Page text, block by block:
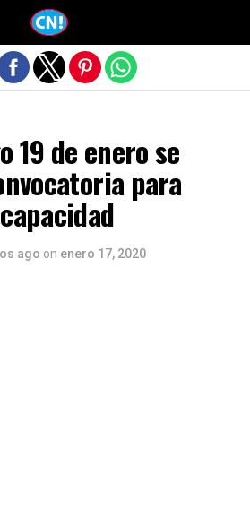
19 de enero se
para
ago on enero 17, 2020
de la versión móvil